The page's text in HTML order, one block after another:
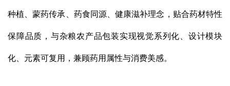
种植、蒙药传承、药食同源、健康滋补理念，贴合药材特性
保障品质，与杂粮农产品包装实现视觉系列化、设计模块
化、元素可复用，兼顾药用属性与消费美感。